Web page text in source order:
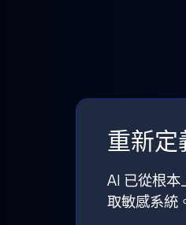
重新定
AI 已從根本
取敏感系統